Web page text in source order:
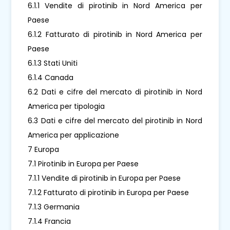
6.1.1 Vendite di pirotinib in Nord America per
Paese
6.1.2 Fatturato di pirotinib in Nord America per
Paese
6.1.3 Stati Uniti
6.1.4 Canada
6.2 Dati e cifre del mercato di pirotinib in Nord
America per tipologia
6.3 Dati e cifre del mercato del pirotinib in Nord
America per applicazione
7 Europa
7.1 Pirotinib in Europa per Paese
7.1.1 Vendite di pirotinib in Europa per Paese
7.1.2 Fatturato di pirotinib in Europa per Paese
7.1.3 Germania
7.1.4 Francia